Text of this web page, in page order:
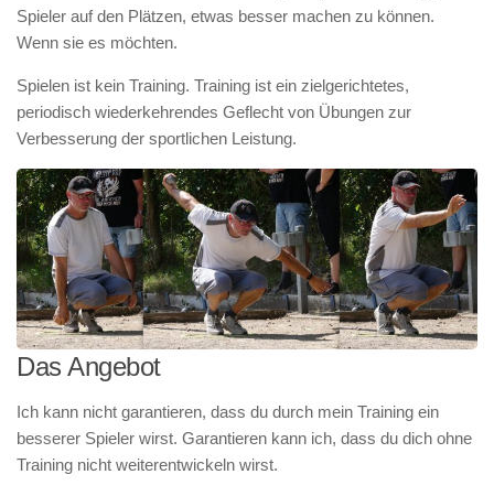
Spieler auf den Plätzen, etwas besser machen zu können.
Wenn sie es möchten.
Spielen ist kein Training. Training ist ein zielgerichtetes,
periodisch wiederkehrendes Geflecht von Übungen zur
Verbesserung der sportlichen Leistung.
Das Angebot
Ich kann nicht garantieren, dass du durch mein Training ein
besserer Spieler wirst. Garantieren kann ich, dass du dich ohne
Training nicht weiterentwickeln wirst.